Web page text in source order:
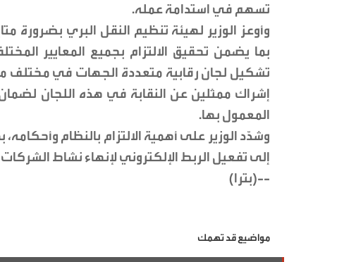
تسهم في استدامة عمله.
وأوعز الوزير لهيئة تنظيم النقل البري بضرورة
بما يضمن تحقيق الالتزام بجميع المعايير
تشكيل لجان رقابية متعددة الجهات في مختلف
إشراك ممثلين عن النقابة في هذه اللجان لضمان
المعمول بها.
وشدّد الوزير على أهمية الالتزام بالنظام
إلى تفعيل الربط الإلكتروني لإنهاء نشاط
--(بترا)
مواضيع قد تهمك